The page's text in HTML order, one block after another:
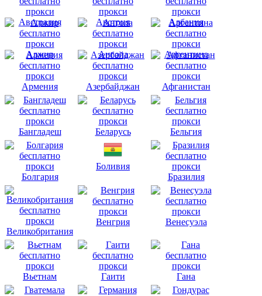
Австралия Австрия Албания
Алжир Ангола Аргентина
Армения Азербайджан Афганистан
Бангладеш Беларусь Бельгия
Болгария
Боливия
Бразилия
Великобритания
Венгрия Венесуэла
Вьетнам Гаити Гана